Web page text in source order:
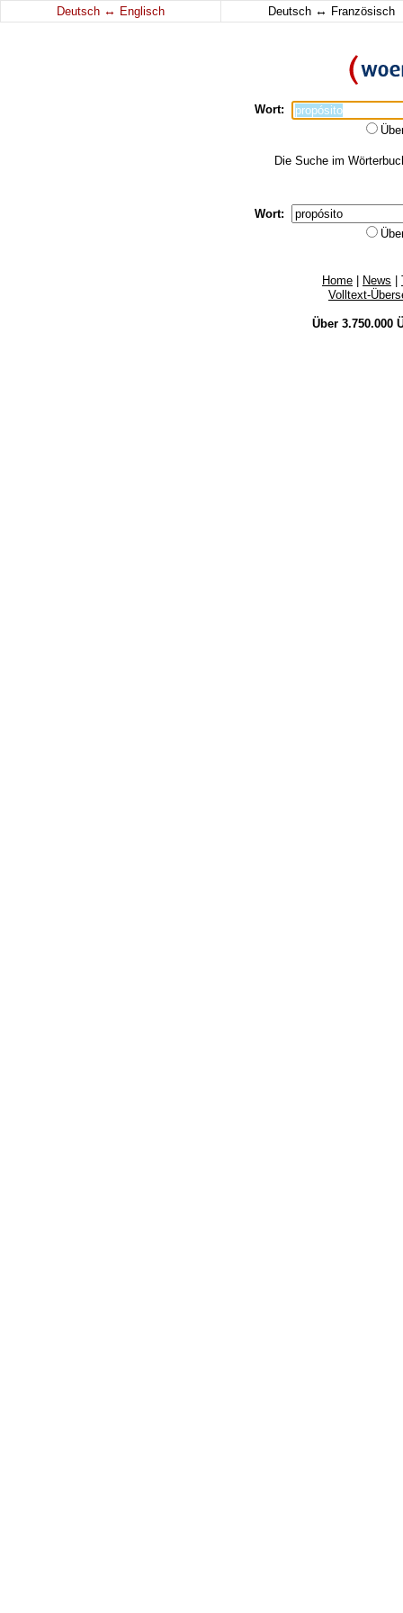
Deutsch ↔ Englisch Deutsch ↔ Französisch
Wort:
Die Suche im
Wort:
Home News
Volltext-
Über 3.750.000